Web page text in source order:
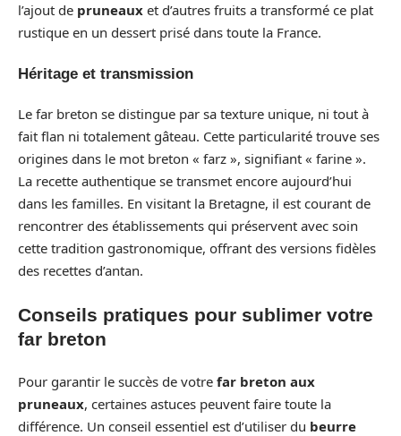
l’ajout de pruneaux et d’autres fruits a transformé ce plat
rustique en un dessert prisé dans toute la France.
Héritage et transmission
Le far breton se distingue par sa texture unique, ni tout à
fait flan ni totalement gâteau. Cette particularité trouve ses
origines dans le mot breton « farz », signifiant « farine ».
La recette authentique se transmet encore aujourd’hui
dans les familles. En visitant la Bretagne, il est courant de
rencontrer des établissements qui préservent avec soin
cette tradition gastronomique, offrant des versions fidèles
des recettes d’antan.
Conseils pratiques pour sublimer votre
far breton
Pour garantir le succès de votre far breton aux
pruneaux, certaines astuces peuvent faire toute la
différence. Un conseil essentiel est d’utiliser du beurre